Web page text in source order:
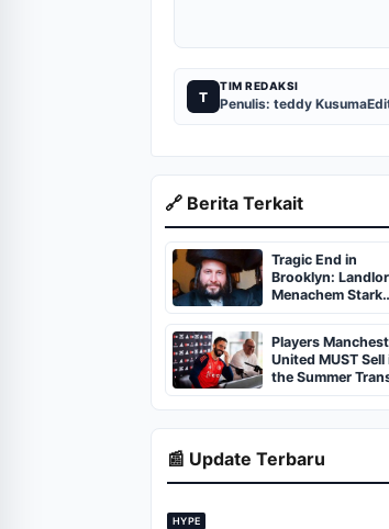
T
TIM REDAKSI
Penulis: teddy Kusuma
🔗 Berita Terkait
Tragic End in
Brooklyn:
Menachem Stark
Abducted,
Suffocated, and
Burned in a
Dumpster
Players
United MUST Sell
the Summer
Window
📰 Update Terbaru
HYPE